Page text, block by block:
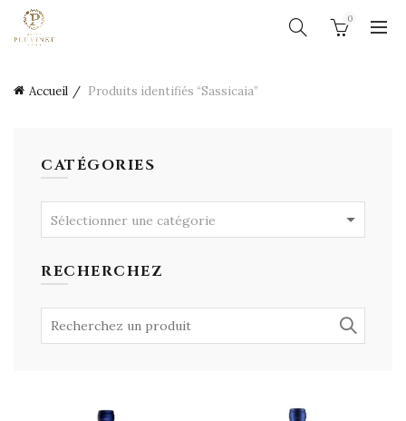
0
Accueil Produits identifiés “Sassicaia”
CATÉGORIES
Sélectionner une catégorie
RECHERCHEZ